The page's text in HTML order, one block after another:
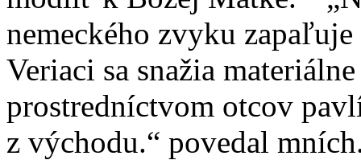
nemeckého zvyku
Veriaci sa snažia
prostredníctvom otcov
z východu.“ povedal